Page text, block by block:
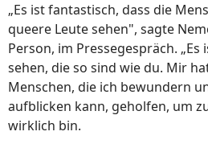
„Es ist fantastisch, dass die
queere Leute sehen", sagte
Person, im Pressegespräch.
sehen, die so sind wie du. Mir
Menschen, die ich bewundern
aufblicken kann, geholfen, um
wirklich bin.